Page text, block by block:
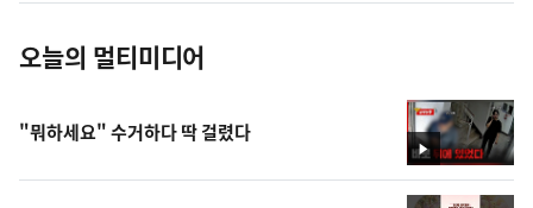
오늘의 멀티미디어
영
상
"뭐하세요" 수거하다 딱 걸렸다